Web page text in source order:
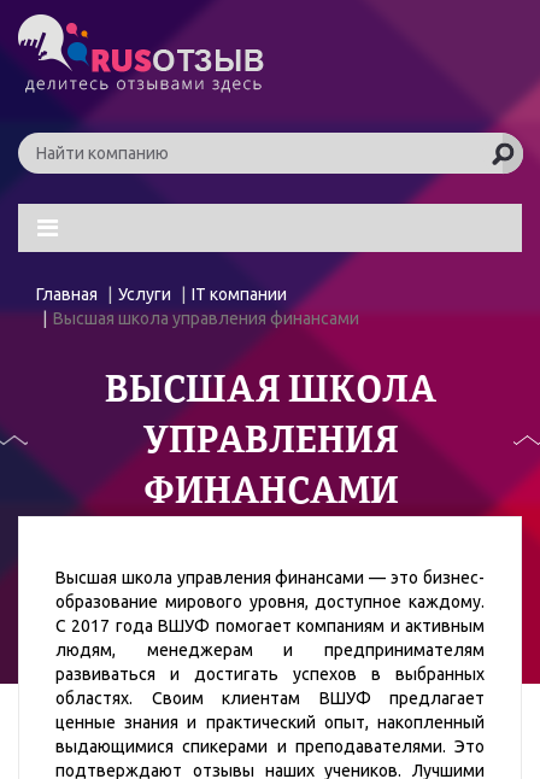
Главная Услуги
IT компании
Высшая школа управления финансами
ВЫСШАЯ ШКОЛА
УПРАВЛЕНИЯ
ФИНАНСАМИ
Высшая школа управления финансами — это бизнес-
образование мирового уровня, доступное каждому.
С 2017 года ВШУФ помогает компаниям и активным
людям, менеджерам и предпринимателям
развиваться и достигать успехов в выбранных
областях. Своим клиентам ВШУФ предлагает
ценные знания и практический опыт, накопленный
выдающимися спикерами и преподавателями. Это
подтверждают отзывы наших учеников. Лучшими